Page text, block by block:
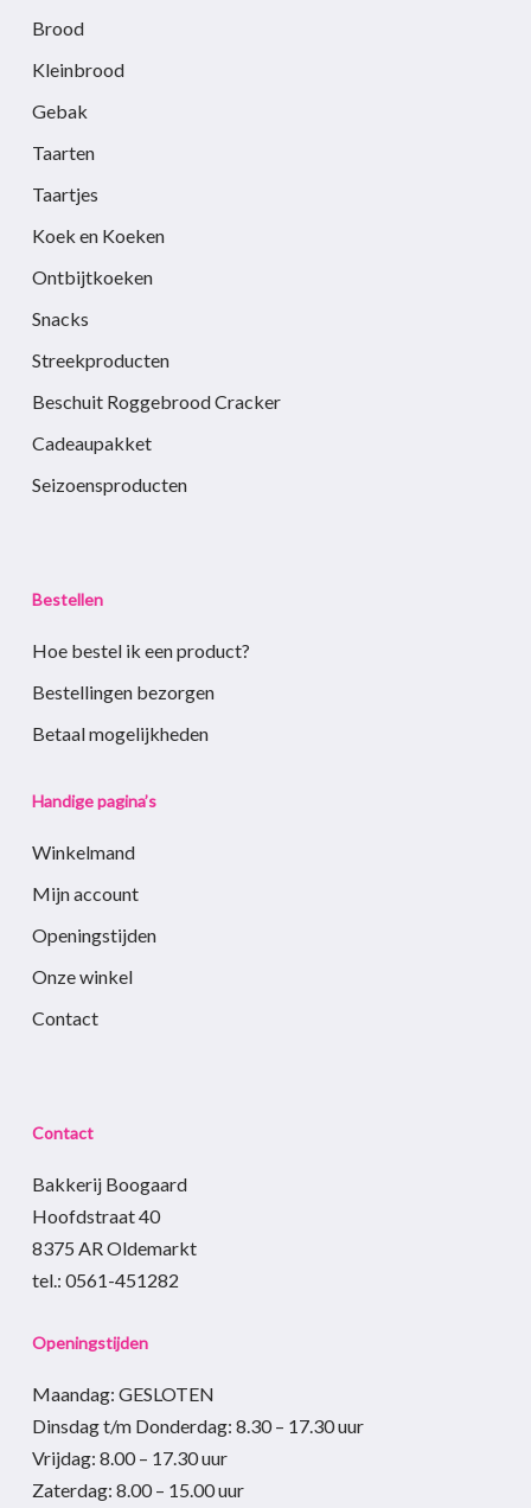
Brood
Kleinbrood
Gebak
Taarten
Taartjes
Koek en Koeken
Ontbijtkoeken
Snacks
Streekproducten
Beschuit Roggebrood Cracker
Cadeaupakket
Seizoensproducten
Bestellen
Hoe bestel ik een product?
Bestellingen bezorgen
Betaal mogelijkheden
Handige pagina’s
Winkelmand
Mijn account
Openingstijden
Onze winkel
Contact
Contact
Bakkerij Boogaard
Hoofdstraat 40
8375 AR Oldemarkt
tel.: 0561-451282
Openingstijden
Maandag: GESLOTEN
Dinsdag t/m Donderdag: 8.30 – 17.30uur
Vrijdag: 8.00 – 17.30uur
Zaterdag: 8.00 – 15.00uur